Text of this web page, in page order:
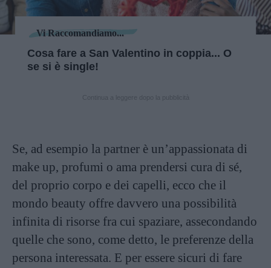
Vi Raccomandiamo...
Cosa fare a San Valentino in coppia... O
se si è single!
Se, ad esempio la partner è un’appassionata di
make up, profumi o ama prendersi cura di sé,
del proprio corpo e dei capelli, ecco che il
mondo beauty offre davvero una possibilità
infinita di risorse fra cui spaziare, assecondando
quelle che sono, come detto, le preferenze della
persona interessata. E per essere sicuri di fare